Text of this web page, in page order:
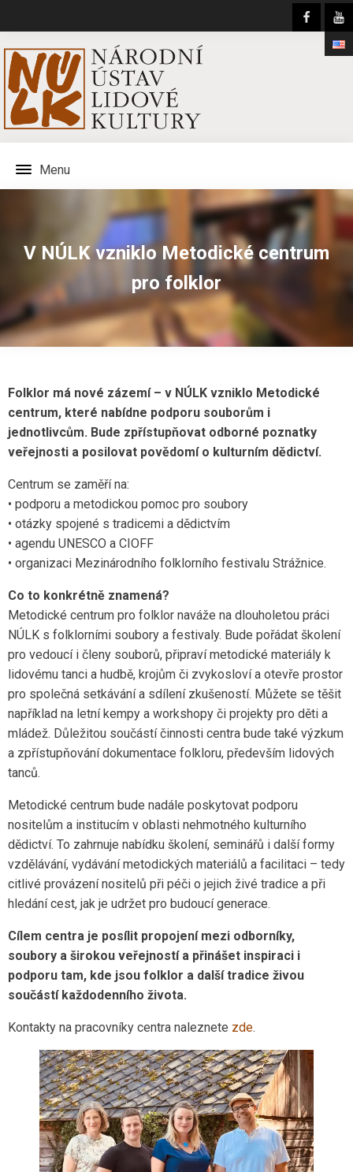
Menu
V NÚLK vzniklo Metodické centrum
pro folklor
Folklor má nové zázemí – v NÚLK vzniklo Metodické
centrum, které nabídne podporu souborům i
jednotlivcům. Bude zpřístupňovat odborné poznatky
veřejnosti a posilovat povědomí o kulturním dědictví.
Centrum se zaměří na:
• podporu a metodickou pomoc pro soubory
• otázky spojené s tradicemi a dědictvím
• agendu UNESCO a CIOFF
• organizaci Mezinárodního folklorního festivalu Strážnice.
Co to konkrétně znamená?
Metodické centrum pro folklor naváže na dlouholetou práci
NÚLK s folklorními soubory a festivaly. Bude pořádat školení
pro vedoucí i členy souborů, připraví metodické materiály k
lidovému tanci a hudbě, krojům či zvykosloví a otevře prostor
pro společná setkávání a sdílení zkušeností. Můžete se těšit
například na letní kempy a workshopy či projekty pro děti a
mládež. Důležitou součástí činnosti centra bude také výzkum
a zpřístupňování dokumentace folkloru, především lidových
tanců.
Metodické centrum bude nadále poskytovat podporu
nositelům a institucím v oblasti nehmotného kulturního
dědictví. To zahrnuje nabídku školení, seminářů i další formy
vzdělávání, vydávání metodických materiálů a facilitaci – tedy
citlivé provázení nositelů při péči o jejich živé tradice a při
hledání cest, jak je udržet pro budoucí generace.
Cílem centra je posílit propojení mezi odborníky,
soubory a širokou veřejností a přinášet inspiraci i
podporu tam, kde jsou folklor a další tradice živou
součástí každodenního života.
Kontakty na pracovníky centra naleznete zde.